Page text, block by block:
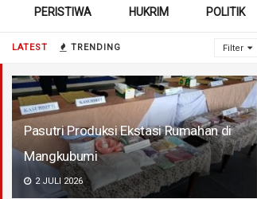
LATEST TRENDING Filter
Pasutri Produksi Ekstasi Rumahan di
Mangkubumi
2 JULI 2026
PERISTIWA HUKRIM POLITIK